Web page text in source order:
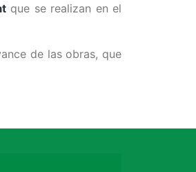
que se realizan en el
de las obras, que